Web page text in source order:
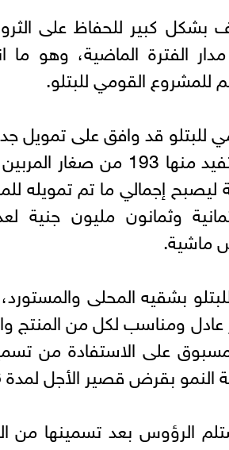
كبير للحفاظ على
الفترة الماضية، وهو ما
للمشروع القومي للبتلو.
للبتلو قد وافق على تمويل
البتلو بـ 37.5 مليون جنيه، يستفيد منها
رأس ماشية ليصبح إجمالي ما تم
بشقيه المحلى
عادل ومناسب لكل من المنتج
على الاستفادة من
بقرض قصير الأجل لمدة 6 أشهر.
الرؤوس بعد تسمينها من